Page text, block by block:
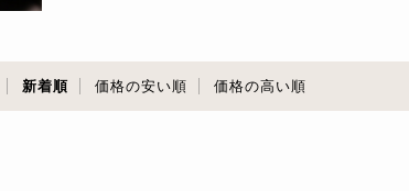
新着順 価格の安い順 価格の高い順